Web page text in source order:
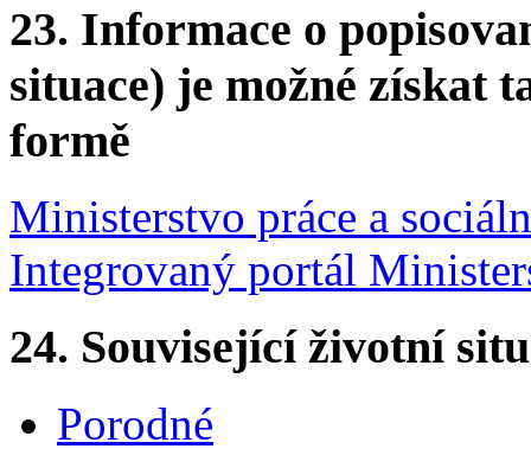
23. Informace o
situace) je možné získat
formě
Ministerstvo práce a
Integrovaný portál
24. Související životní
Porodné